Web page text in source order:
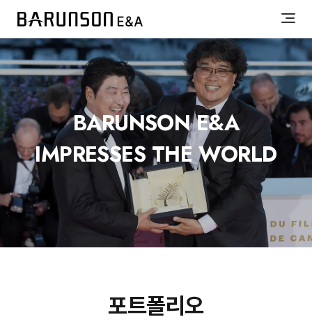
BARUNSON E&A
IMPRESSES THE WORLD
포트폴리오